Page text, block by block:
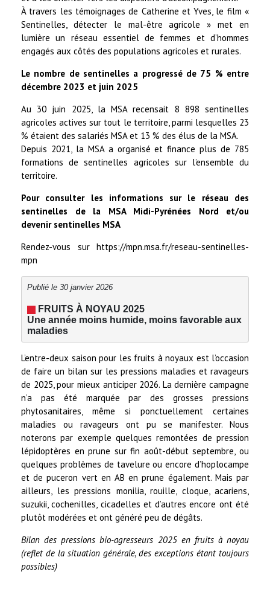
À travers les témoignages de Catherine et Yves, le film «
Sentinelles, détecter le mal-être agricole » met en
lumière un réseau essentiel de femmes et d’hommes
engagés aux côtés des populations agricoles et rurales.
Le nombre de sentinelles a progressé de 75 % entre
décembre 2023 et juin 2025
Au 30 juin 2025, la MSA recensait 8 898 sentinelles
agricoles actives sur tout le territoire, parmi lesquelles 23
% étaient des salariés MSA et 13 % des élus de la MSA.
Depuis 2021, la MSA a organisé et finance plus de 785
formations de sentinelles agricoles sur l’ensemble du
territoire.
Pour consulter les informations sur le réseau des
sentinelles de la MSA Midi-Pyrénées Nord et/ou
devenir sentinelles MSA
Rendez-vous sur https://mpn.msa.fr/reseau-sentinelles-
mpn
Publié le 30 janvier 2026
FRUITS À NOYAU 2025
Une année moins humide, moins favorable aux
maladies
L’entre-deux saison pour les fruits à noyaux est l’occasion
de faire un bilan sur les pressions maladies et ravageurs
de 2025, pour mieux anticiper 2026. La dernière campagne
n’a pas été marquée par des grosses pressions
phytosanitaires, même si ponctuellement certaines
maladies ou ravageurs ont pu se manifester. Nous
noterons par exemple quelques remontées de pression
lépidoptères en prune sur fin août-début septembre, ou
quelques problèmes de tavelure ou encore d’hoplocampe
et de puceron vert en AB en prune également. Mais par
ailleurs, les pressions monilia, rouille, cloque, acariens,
suzukii, cochenilles, cicadelles et d’autres encore ont été
plutôt modérées et ont généré peu de dégâts.
Bilan des pressions bio-agresseurs 2025 en fruits à noyau
(reflet de la situation générale, des exceptions étant toujours
possibles)